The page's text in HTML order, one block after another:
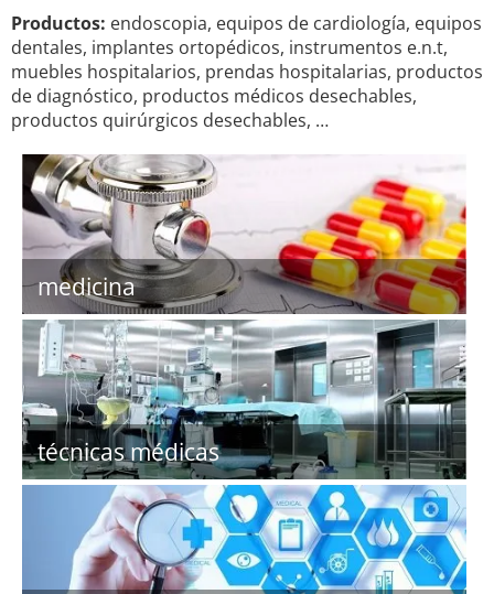
Productos: endoscopia, equipos de cardiología, equipos
dentales, implantes ortopédicos, instrumentos e.n.t,
muebles hospitalarios, prendas hospitalarias, productos
de diagnóstico, productos médicos desechables,
productos quirúrgicos desechables, …
medicina
técnicas médicas